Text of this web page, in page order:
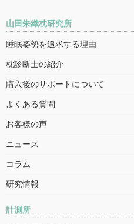
山田朱織枕研究所
睡眠姿勢を追求する理由
枕診断士の紹介
購入後のサポートについて
よくある質問
お客様の声
ニュース
コラム
研究情報
計測所